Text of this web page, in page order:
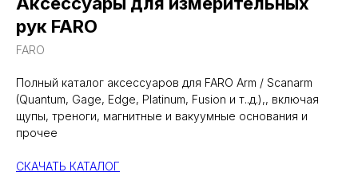
рук FARO
FARO
Полный каталог аксессуаров для FARO Arm / Scanarm
(Quantum, Gage, Edge, Platinum, Fusion и т..д.),, включая
щупы, треноги, магнитные и вакуумные основания и
прочее
СКАЧАТЬ КАТАЛОГ
Свяжитесь с нами
удобным способом: